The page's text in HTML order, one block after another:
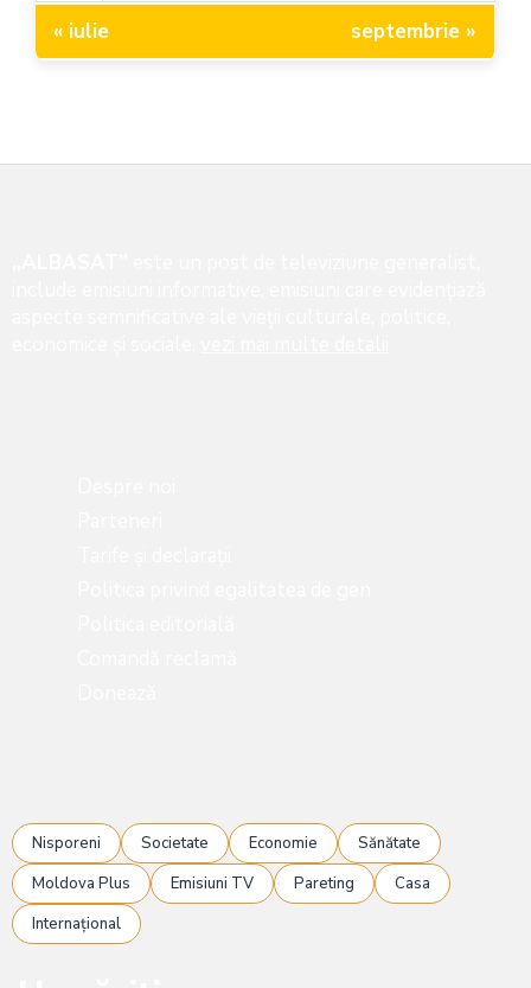
« iulie septembrie »
Nisporeni Societate Economie
Sănătate
Moldova Plus
Emisiuni TV Pareting
Casa
Internațional